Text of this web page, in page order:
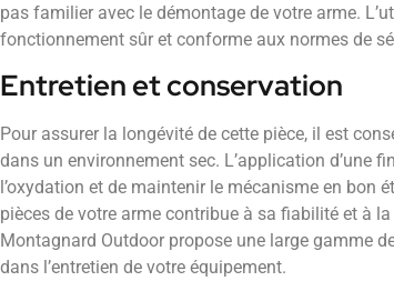
pas familier avec le démontage de votre arme.
fonctionnement sûr et conforme aux normes de
Entretien et conservation
Pour assurer la longévité de cette pièce, il est
dans un environnement sec. L’application d’une
l’oxydation et de maintenir le mécanisme en bon
pièces de votre arme contribue à sa fiabilité et à
Montagnard Outdoor propose une large gamme
dans l’entretien de votre équipement.